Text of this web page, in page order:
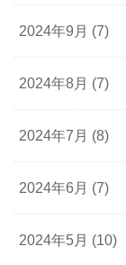
2024年9月 (7)
2024年8月 (7)
2024年7月 (8)
2024年6月 (7)
2024年5月 (10)